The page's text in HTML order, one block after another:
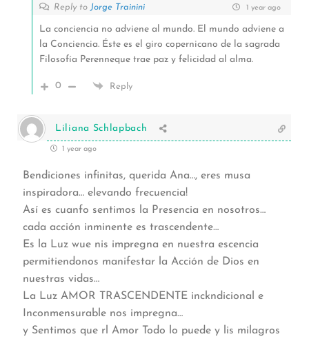
Reply to Jorge Trainini 1 year ago
La conciencia no adviene al mundo. El mundo adviene a
la Conciencia. Éste es el giro copernicano de la sagrada
Filosofía Perenneque trae paz y felicidad al alma.
0 Reply
Liliana Schlapbach
1 year ago
Bendiciones infinitas, querida Ana…, eres musa
inspiradora… elevando frecuencia!
Así es cuanfo sentimos la Presencia en nosotros…
cada acción inminente es trascendente…
Es la Luz wue nis impregna en nuestra escencia
permitiendonos manifestar la Acción de Dios en
nuestras vidas…
La Luz AMOR TRASCENDENTE inckndicional e
Inconmensurable nos impregna…
y Sentimos que rl Amor Todo lo puede y lis milagros